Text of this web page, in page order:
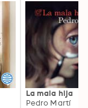
La mala hija
Pedro Martí